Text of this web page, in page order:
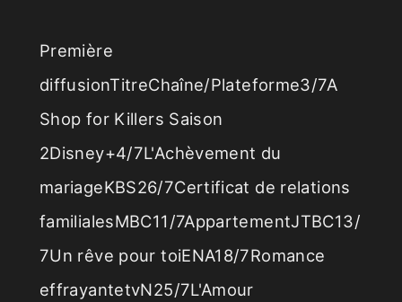
Première
diffusionTitreChaîne/Plateforme3/7A
Shop for Killers Saison
2Disney+4/7L'Achèvement du
mariageKBS26/7Certificat de relations
familialesMBC11/7AppartementJTBC13/
7Un rêve pour toiENA18/7Romance
effrayantetvN25/7L'Amour